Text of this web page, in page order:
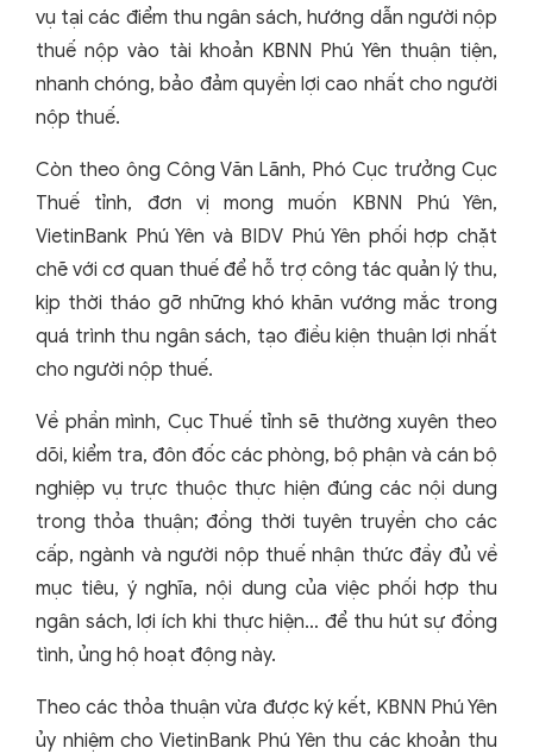
vụ tại các điểm thu ngân sách, hướng dẫn người nộp
thuế nộp vào tài khoản KBNN Phú Yên thuận tiện,
nhanh chóng, bảo đảm quyền lợi cao nhất cho người
nộp thuế.
Còn theo ông Công Văn Lãnh, Phó Cục trưởng Cục
Thuế tỉnh, đơn vị mong muốn KBNN Phú Yên,
VietinBank Phú Yên và BIDV Phú Yên phối hợp chặt
chẽ với cơ quan thuế để hỗ trợ công tác quản lý thu,
kịp thời tháo gỡ những khó khăn vướng mắc trong
quá trình thu ngân sách, tạo điều kiện thuận lợi nhất
cho người nộp thuế.
Về phần mình, Cục Thuế tỉnh sẽ thường xuyên theo
dõi, kiểm tra, đôn đốc các phòng, bộ phận và cán bộ
nghiệp vụ trực thuộc thực hiện đúng các nội dung
trong thỏa thuận; đồng thời tuyên truyền cho các
cấp, ngành và người nộp thuế nhận thức đầy đủ về
mục tiêu, ý nghĩa, nội dung của việc phối hợp thu
ngân sách, lợi ích khi thực hiện… để thu hút sự đồng
tình, ủng hộ hoạt động này.
Theo các thỏa thuận vừa được ký kết, KBNN Phú Yên
ủy nhiệm cho VietinBank Phú Yên thu các khoản thu